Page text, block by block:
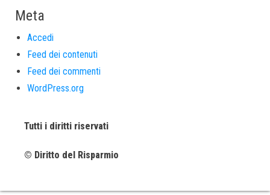
Meta
Accedi
Feed dei contenuti
Feed dei commenti
WordPress.org
Tutti i diritti riservati
© Diritto del Risparmio